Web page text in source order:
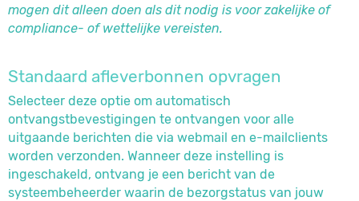
mogen dit alleen doen als dit nodig is voor zakelijke of
compliance- of wettelijke vereisten.
Standaard afleverbonnen opvragen
Selecteer deze optie om automatisch
ontvangstbevestigingen te ontvangen voor alle
uitgaande berichten die via webmail en e-mailclients
worden verzonden. Wanneer deze instelling is
ingeschakeld, ontvang je een bericht van de
systeembeheerder waarin de bezorgstatus van jouw